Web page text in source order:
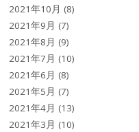
2021年10月 (8)
2021年9月 (7)
2021年8月 (9)
2021年7月 (10)
2021年6月 (8)
2021年5月 (7)
2021年4月 (13)
2021年3月 (10)